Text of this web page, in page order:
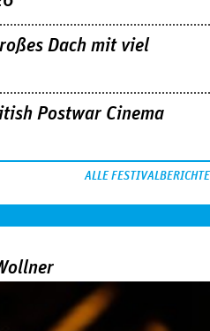
Dach mit viel
Postwar Cinema
ALLE FESTIVALBERICHTE